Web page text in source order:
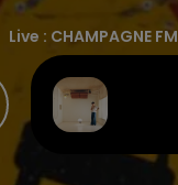
Live : CHAMPAGNE FM